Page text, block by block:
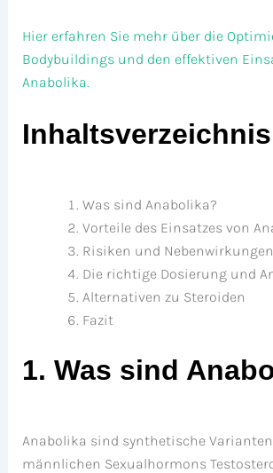
Hier erfahren Sie mehr über die
Bodybuildings und den effektiven
Anabolika.
Inhaltsverzeichnis
Was sind Anabolika?
Vorteile des Einsatzes von
Risiken und Nebenwirkungen
Die richtige Dosierung und
Alternativen zu Steroiden
Fazit
1. Was sind
Anabolika sind synthetische
männlichen Sexualhormons